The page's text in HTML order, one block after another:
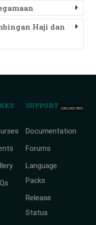
Haji dan
SUPPORT
Documentation
Forums
Language
Packs
Release
Status